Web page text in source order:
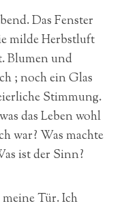
Das Fenster
milde Herbstluft
Blumen und
; noch ein Glas
Stimmung.
das Leben wohl
war? Was machte
ist der Sinn?
Tür. Ich